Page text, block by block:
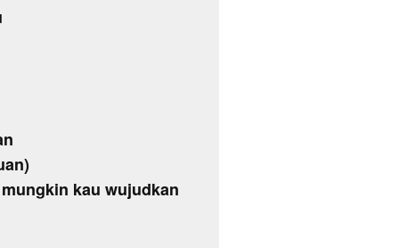
kau wujudkan